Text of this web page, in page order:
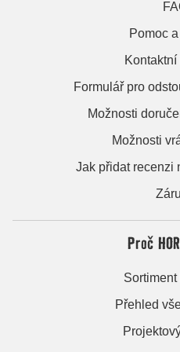
Pomoc
Formulář pro
Možnosti
Možnosti
Jak přidat recenzi
Proč
Přehled